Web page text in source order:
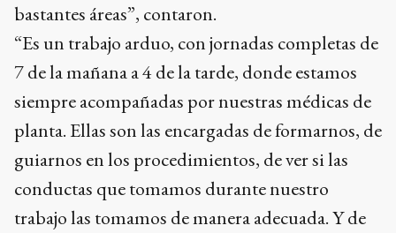
bastantes áreas”, contaron.
“Es un trabajo arduo, con jornadas completas de
7 de la mañana a 4 de la tarde, donde estamos
siempre acompañadas por nuestras médicas de
planta. Ellas son las encargadas de formarnos, de
guiarnos en los procedimientos, de ver si las
conductas que tomamos durante nuestro
trabajo las tomamos de manera adecuada. Y de